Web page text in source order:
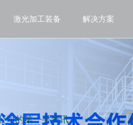
激光加工装备 解决方案
司的第一手资讯.